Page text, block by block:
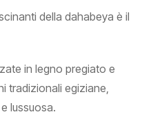
della dahabeya è il
in legno pregiato e
tradizionali egiziane,
lussuosa.